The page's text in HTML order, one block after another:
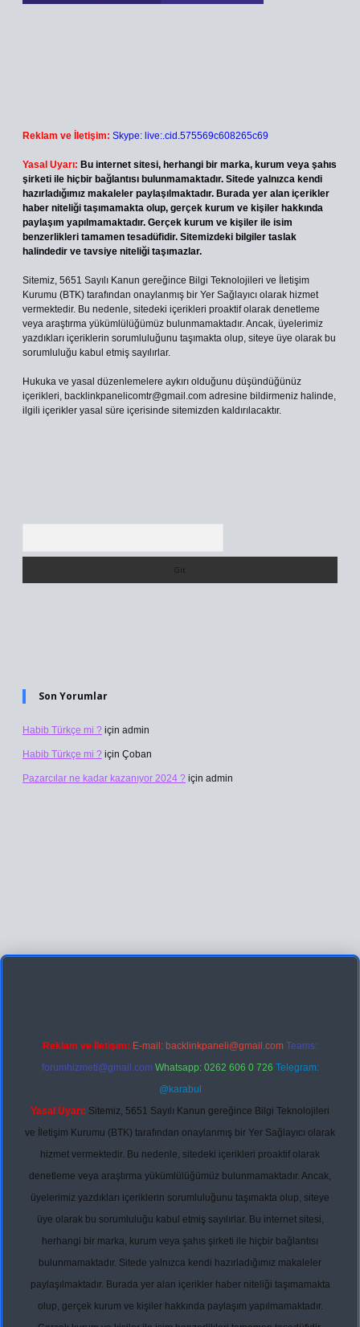
Reklam ve İletişim: Skype: live:.cid.575569c608265c69
Yasal Uyarı: Bu internet sitesi, herhangi bir marka, kurum veya şahıs
şirketi ile hiçbir bağlantısı bulunmamaktadır. Sitede yalnızca kendi
hazırladığımız makaleler paylaşılmaktadır. Burada yer alan içerikler
haber niteliği taşımamakta olup, gerçek kurum ve kişiler hakkında
paylaşım yapılmamaktadır. Gerçek kurum ve kişiler ile isim
benzerlikleri tamamen tesadüfidir. Sitemizdeki bilgiler taslak
halindedir ve tavsiye niteliği taşımazlar.
Sitemiz, 5651 Sayılı Kanun gereğince Bilgi Teknolojileri ve İletişim
Kurumu (BTK) tarafından onaylanmış bir Yer Sağlayıcı olarak hizmet
vermektedir. Bu nedenle, sitedeki içerikleri proaktif olarak denetleme
veya araştırma yükümlülüğümüz bulunmamaktadır. Ancak, üyelerimiz
yazdıkları içeriklerin sorumluluğunu taşımakta olup, siteye üye olarak bu
sorumluluğu kabul etmiş sayılırlar.
Hukuka ve yasal düzenlemelere aykırı olduğunu düşündüğünüz
içerikleri, backlinkpanelicomtr@gmail.com adresine bildirmeniz halinde,
ilgili içerikler yasal süre içerisinde sitemizden kaldırılacaktır.
Son Yorumlar
Habib Türkçe mi ? için admin
Habib Türkçe mi ? için Çoban
Pazarcılar ne kadar kazanıyor 2024 ? için admin
giriş
Reklam ve İletişim: E-mail: backlinkpaneli@gmail.com Teams:
forumhizmeti@gmail.com Whatsapp: 0262 606 0 726 Telegram:
@karabul
Yasal Uyarı: Sitemiz, 5651 Sayılı Kanun gereğince Bilgi Teknolojileri
ve İletişim Kurumu (BTK) tarafından onaylanmış bir Yer Sağlayıcı olarak
hizmet vermektedir. Bu nedenle, sitedeki içerikleri proaktif olarak
denetleme veya araştırma yükümlülüğümüz bulunmamaktadır. Ancak,
üyelerimiz yazdıkları içeriklerin sorumluluğunu taşımakta olup, siteye
üye olarak bu sorumluluğu kabul etmiş sayılırlar. Bu internet sitesi,
herhangi bir marka, kurum veya şahıs şirketi ile hiçbir bağlantısı
bulunmamaktadır. Sitede yalnızca kendi hazırladığımız makaleler
paylaşılmaktadır. Burada yer alan içerikler haber niteliği taşımamakta
olup, gerçek kurum ve kişiler hakkında paylaşım yapılmamaktadır.